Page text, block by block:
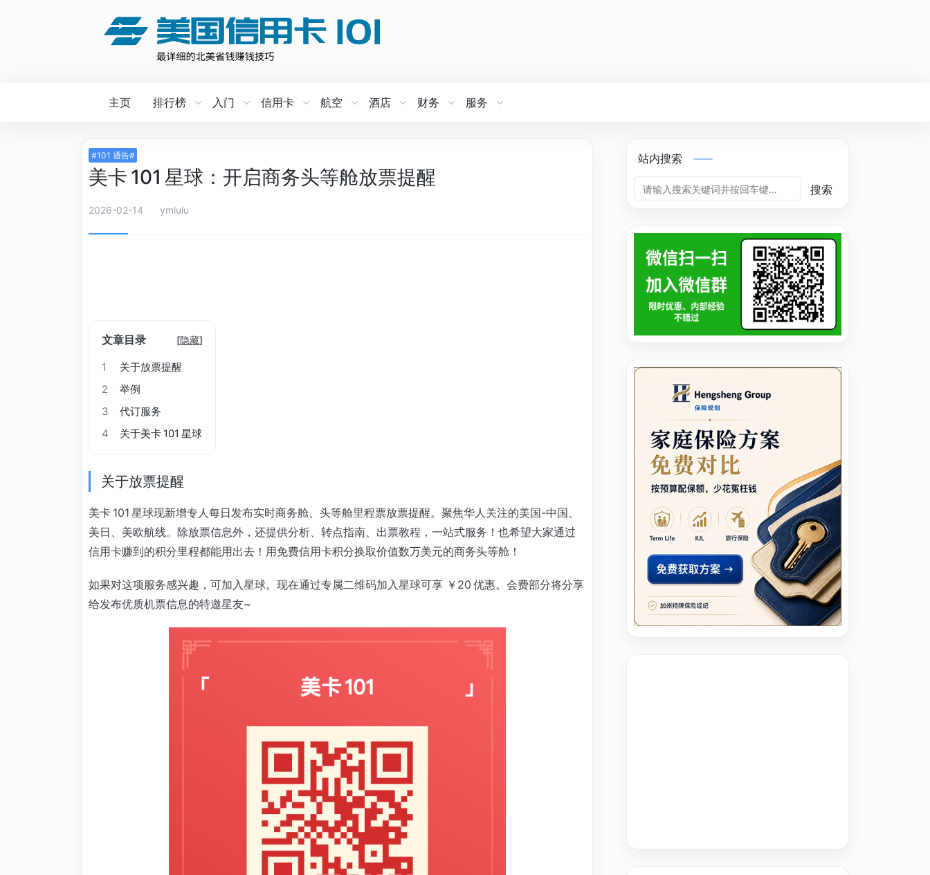
主页 排行榜 入门 信用卡 航空 酒店 财务 服务
#101 通告#
美卡 101 星球：开启商务头等舱放票提醒
2026-02-14 ymlulu
文章目录 [隐藏]
1
关于放票提醒
2
举例
3
代订服务
4
关于美卡 101 星球
关于放票提醒
美卡 101 星球现新增专人每日发布实时商务舱、头等舱里程票放票提醒。聚焦华人关注的美国-中国、
美日、美欧航线。除放票信息外，还提供分析、转点指南、出票教程，一站式服务！也希望大家通过
信用卡赚到的积分里程都能用出去！用免费信用卡积分换取价值数万美元的商务头等舱！
如果对这项服务感兴趣，可加入星球。现在通过专属二维码加入星球可享 ￥20 优惠。会费部分将分享
给发布优质机票信息的特邀星友~
站内搜索
搜索